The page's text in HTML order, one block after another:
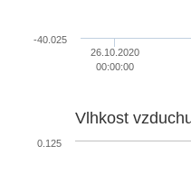
26.10.2020
00:00:00
-40.025
Vlhkost
0.125